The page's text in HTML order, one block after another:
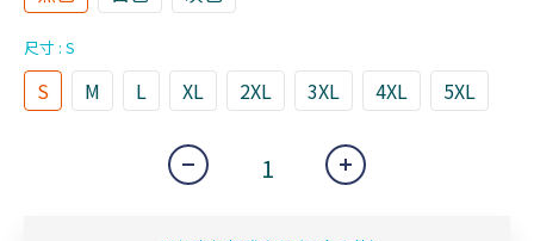
尺寸 : S
S M L XL 2XL 3XL 4XL 5XL